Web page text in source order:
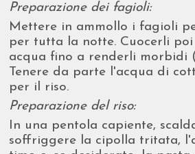
Preparazione dei fagioli:
Mettere in ammollo i fagioli
per tutta la notte. Cuocerli
acqua fino a renderli morbidi
Tenere da parte l'acqua di
per il riso.
Preparazione del riso:
In una pentola capiente,
soffriggere la cipolla tritata,